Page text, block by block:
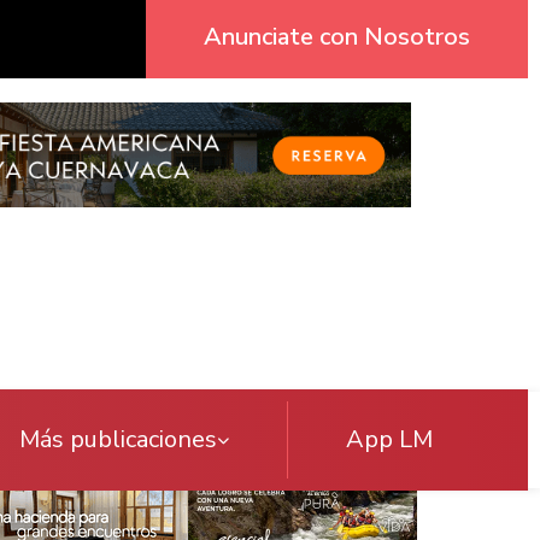
Anunciate con Nosotros
Más publicaciones App LM